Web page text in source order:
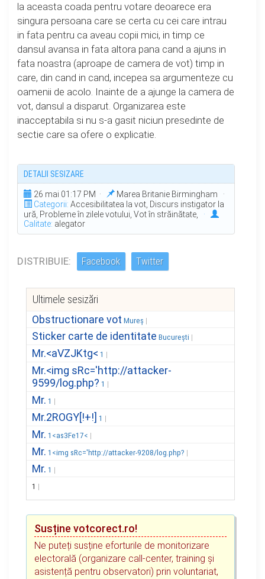
la aceasta coada pentru votare deoarece era
singura persoana care se certa cu cei care intrau
in fata pentru ca aveau copii mici, in timp ce
dansul avansa in fata altora pana cand a ajuns in
fata noastra (aproape de camera de vot) timp in
care, din cand in cand, incepea sa argumenteze cu
oamenii de acolo. Inainte de a ajunge la camera de
vot, dansul a disparut. Organizarea este
inacceptabila si nu s-a gasit niciun presedinte de
sectie care sa ofere o explicatie.
DETALII SESIZARE
26 mai 01:17 PM ·
Marea Britanie Birmingham ·
Categorii: Accesibilitatea la vot, Discurs instigator la
ură, Probleme în zilele votului, Vot în străinătate,
·
Calitate: alegator
DISTRIBUIE: Facebook Twitter
Ultimele sesizări
Obstructionare vot Mureș
Sticker carte de identitate București
Mr.<aVZJKtg< 1
Mr.<img sRc='http://attacker-
9599/log.php? 1
Mr. 1
Mr.2ROGY[!+!] 1
Mr. 1<as3Fe17<
Mr. 1<img sRc='http://attacker-9208/log.php?
Mr. 1
1
Susține votcorect.ro!
Ne puteți susține eforturile de monitorizare
electorală (organizare call-center, training și
asistență pentru observatori) prin voluntariat,